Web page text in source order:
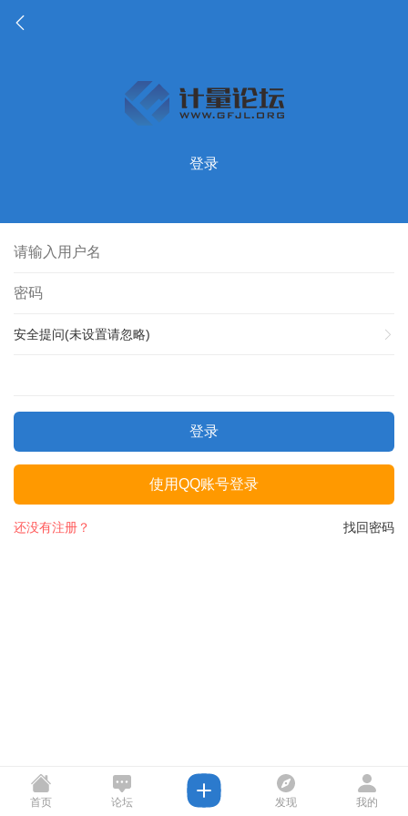
登录
安全提问(未设置请忽略)
登录
使用QQ账号登录
找回密码
还没有注册？
首页 论坛 发现 我的